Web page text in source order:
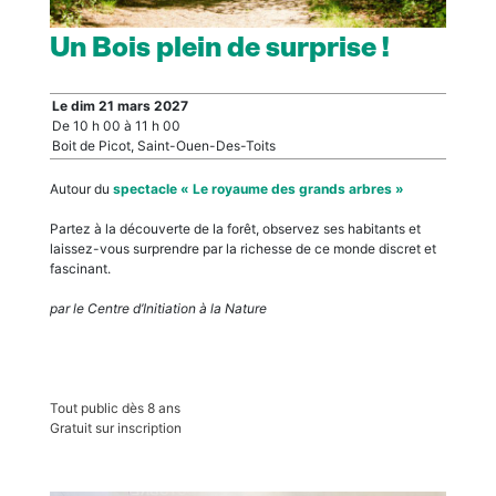
Un Bois plein de surprise !
Le dim 21 mars 2027
De 10 h 00 à 11 h 00
Boit de Picot, Saint-Ouen-Des-Toits
Autour du spectacle « Le royaume des grands arbres »
Partez à la découverte de la forêt, observez ses habitants et
laissez-vous surprendre par la richesse de ce monde discret et
fascinant.
par le Centre d’Initiation à la Nature
Tout public dès 8 ans
Gratuit sur inscription